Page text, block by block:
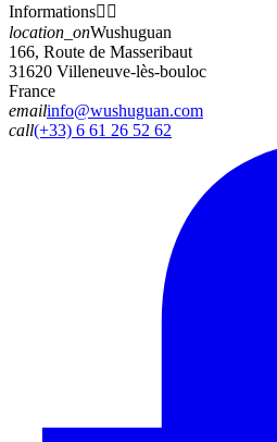
Informations 
location_onWushuguan
166, Route de Masseribaut
31620 Villeneuve-lès-bouloc
France
emailinfo@wushuguan.com
call(+33) 6 61 26 52 62